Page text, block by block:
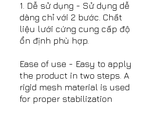
1. Dễ sử dụng - Sử dụng dễ
dàng chỉ với 2 bước. Chất
liệu lưới cứng cung cấp độ
ổn định phù hợp.
Ease of use - Easy to apply
the product in two steps. A
rigid mesh material is used
for proper stabilization